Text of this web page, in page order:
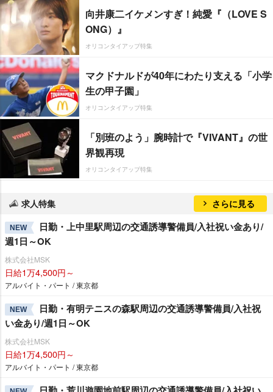
向井康二イケメンすぎ！純愛『（LOVE S
ONG）』
オリコンタイアップ特集
マクドナルドが40年にわたり支える「小学
生の甲子園」
オリコンタイアップ特集
「別班のよう」腕時計で『VIVANT』の世
界観再現
オリコンタイアップ特集
求人特集 さらに見る
NEW
日勤・上中里駅周辺の交通誘導警備員/入社祝い金あり/
週1日～OK
株式会社MSK
日給1万4,500円～
アルバイト・パート / 東京都
NEW
日勤・有明テニスの森駅周辺の交通誘導警備員/入社祝
い金あり/週1日～OK
株式会社MSK
日給1万4,500円～
アルバイト・パート / 東京都